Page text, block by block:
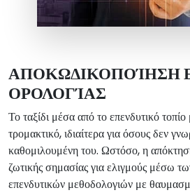
ΑΠΟΚΩΔΙΚΟΠΟΊΗΣΗ
ΟΡΟΛΟΓΊΑΣ
Το ταξίδι μέσα από το επενδυτικό
τρομακτικό, ιδιαίτερα για όσους δεν
καθομιλουμένη του. Ωστόσο, η
ζωτικής σημασίας για ελιγμούς μέσω
επενδυτικών μεθοδολογιών με